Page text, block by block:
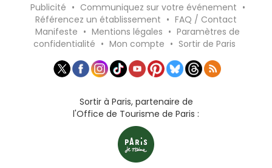
Publicité • Communiquez sur votre événement •
Référencez un établissement • FAQ / Contact
Manifeste • Mentions légales • Paramètres de
confidentialité • Mon compte • Sortir de Paris
Sortir à Paris, partenaire de
l'Office de Tourisme de Paris :